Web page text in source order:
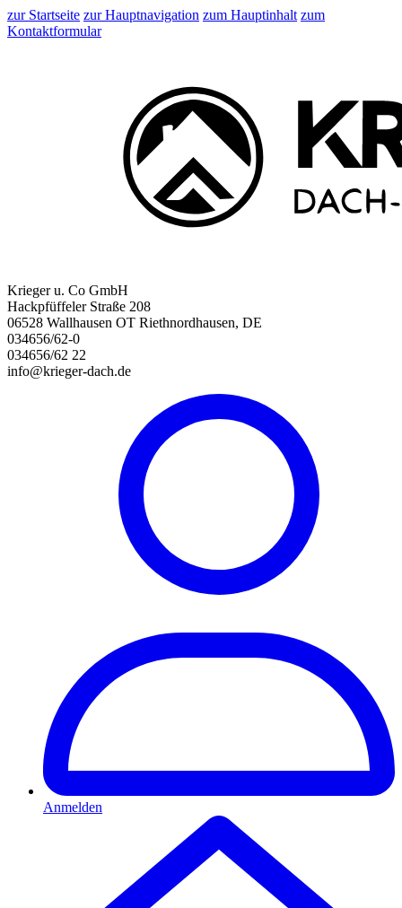
zur Startseite zur Hauptnavigation zum Hauptinhalt zum
Kontaktformular
Krieger u. Co GmbH
Hackpfüffeler Straße 208
06528 Wallhausen OT Riethnordhausen, DE
034656/62-0
034656/62 22
info@krieger-dach.de
Anmelden